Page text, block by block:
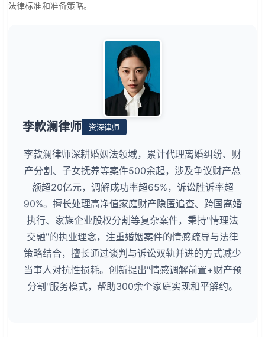
法律标准和准备策略。
李款澜律师 资深律师
李款澜律师深耕婚姻法领域，累计代理离婚纠纷、财
产分割、子女抚养等案件500余起，涉及争议财产总
额超20亿元，调解成功率超65%，诉讼胜诉率超
90%。擅长处理高净值家庭财产隐匿追查、跨国离婚
执行、家族企业股权分割等复杂案件，秉持"情理法
交融"的执业理念，注重婚姻案件的情感疏导与法律
策略结合，擅长通过谈判与诉讼双轨并进的方式减少
当事人对抗性损耗。创新提出"情感调解前置+财产预
分割"服务模式，帮助300余个家庭实现和平解约。